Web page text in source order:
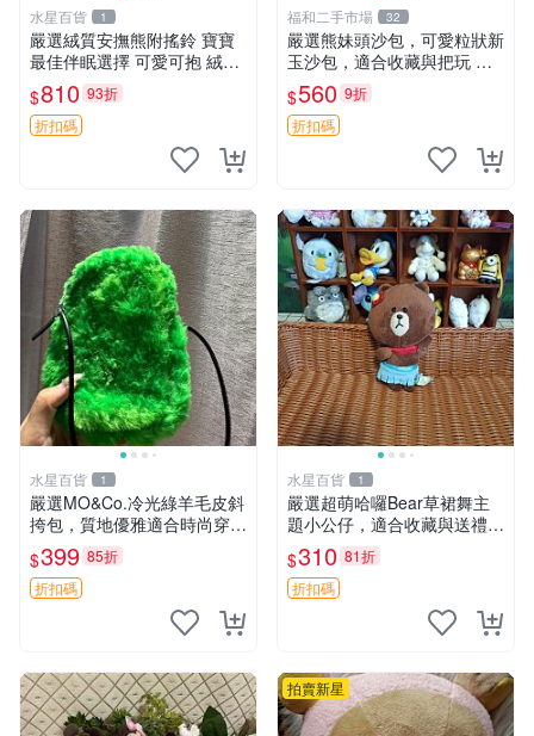
水星百貨 1
嚴選絨質安撫熊附搖鈴 寶寶
最佳伴眠選擇 可愛可抱 絨毛
玩具 安撫熊 嬰兒用
$810 93折
折扣碼
福和二手市場 32
嚴選熊妹頭沙包，可愛粒狀新
玉沙包，適合收藏與把玩 熊
妹 沙包 玉石
$560 9折
折扣碼
水星百貨 1
嚴選MO&Co.冷光綠羊毛皮斜
挎包，質地優雅適合時尚穿搭
冷光綠 皮包 斜挎包
$399 85折
折扣碼
水星百貨 1
嚴選超萌哈囉Bear草裙舞主
題小公仔，適合收藏與送禮 1
00 克 哈囉Bear 草裙舞
$310 81折
折扣碼
拍賣新星